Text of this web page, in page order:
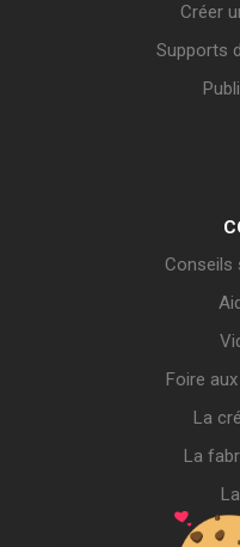
Créer
Supports
Conseils
Foire
La
La